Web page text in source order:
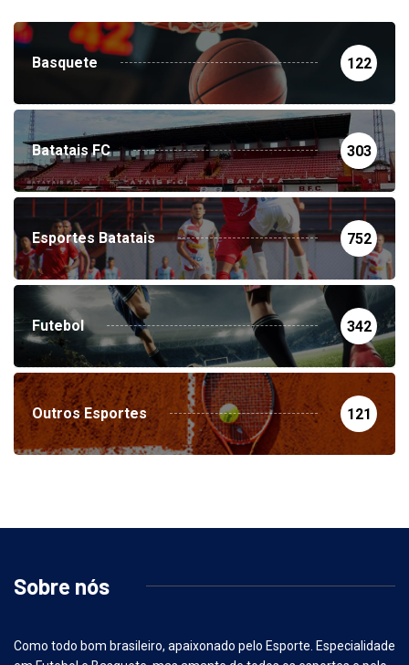
Basquete 122
Batatais FC 303
Esportes Batatais 752
Futebol 342
Outros Esportes 121
Sobre nós
Como todo bom brasileiro, apaixonado pelo Esporte. Especialidade